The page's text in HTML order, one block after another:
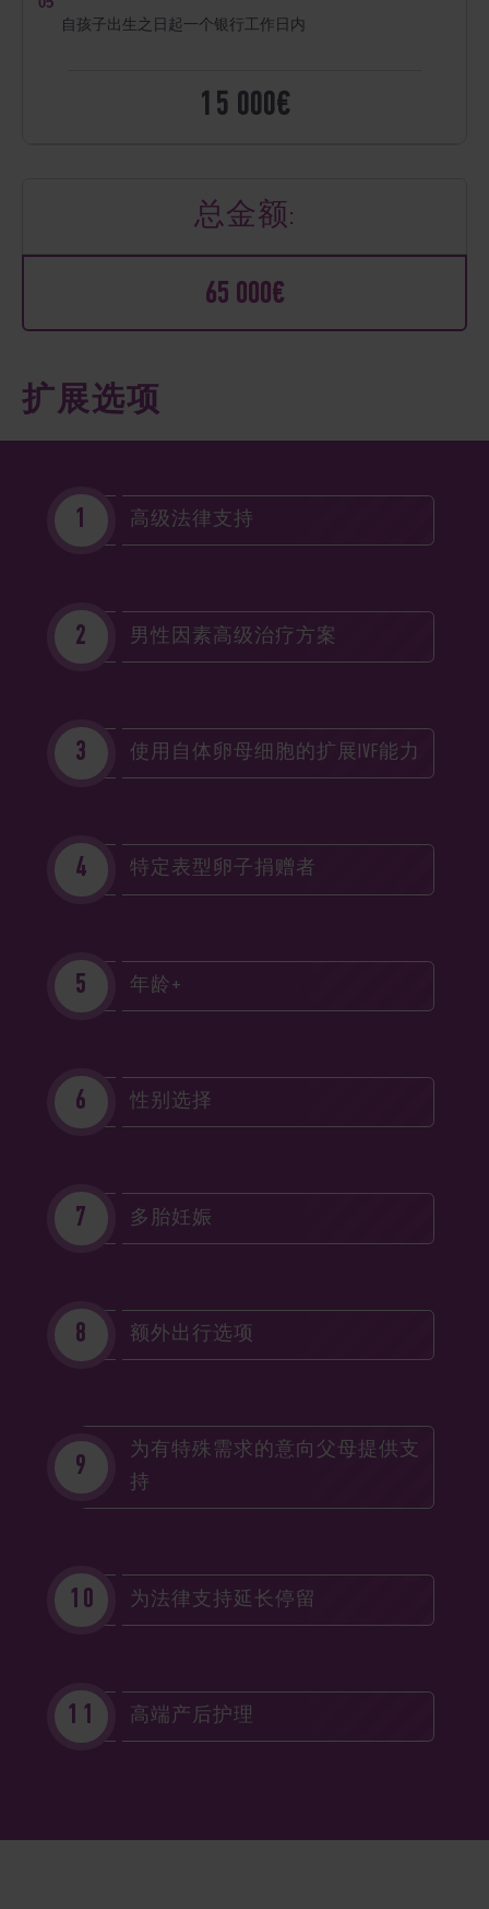
自孩子出生之日起一个银行工作日内
15 000€
总金额:
65 000€
扩展选项
高级法律支持
男性因素高级治疗方案
使用自体卵母细胞的扩展IVF能力
特定表型卵子捐赠者
年龄+
性别选择
多胎妊娠
额外出行选项
为有特殊需求的意向父母提供支
持
为法律支持延长停留
高端产后护理